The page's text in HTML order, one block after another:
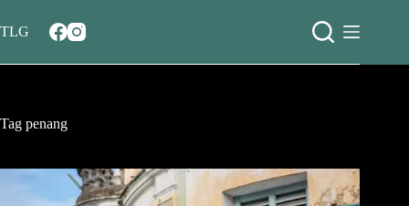
al
contenuto
TLG
Tag penang